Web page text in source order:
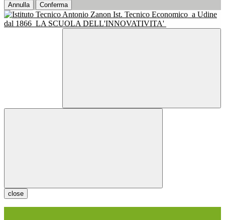
Annulla Conferma
Ist. Tecnico Economico a Udine
dal 1866 LA SCUOLA DELL'INNOVATIVITA'
close